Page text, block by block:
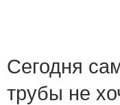
Сегодня
трубы не